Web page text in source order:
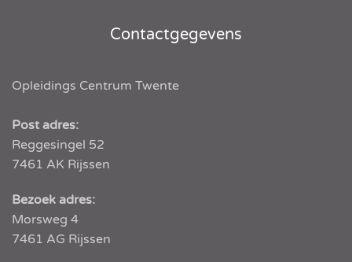
Contactgegevens
Opleidings Centrum Twente
Post adres:
Reggesingel 52
7461 AK Rijssen
Bezoek adres:
Morsweg 4
7461 AG Rijssen